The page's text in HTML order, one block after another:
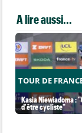
A lire aussi...
TOUR DE
Kasia Niewiadoma :
d'être cycliste"